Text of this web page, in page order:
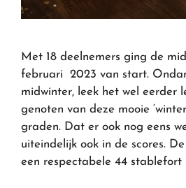
Met 18 deelnemers ging de
februari 2023 van start.
midwinter, leek het wel eerder
genoten van deze mooie
graden. Dat er ook nog eens
uiteindelijk ook in de scores.
een respectabele 44 stablefort